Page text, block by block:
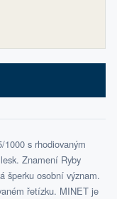
s rhodiovaným
Znamení Ryby
šperku osobní význam.
řetízku. MINET je